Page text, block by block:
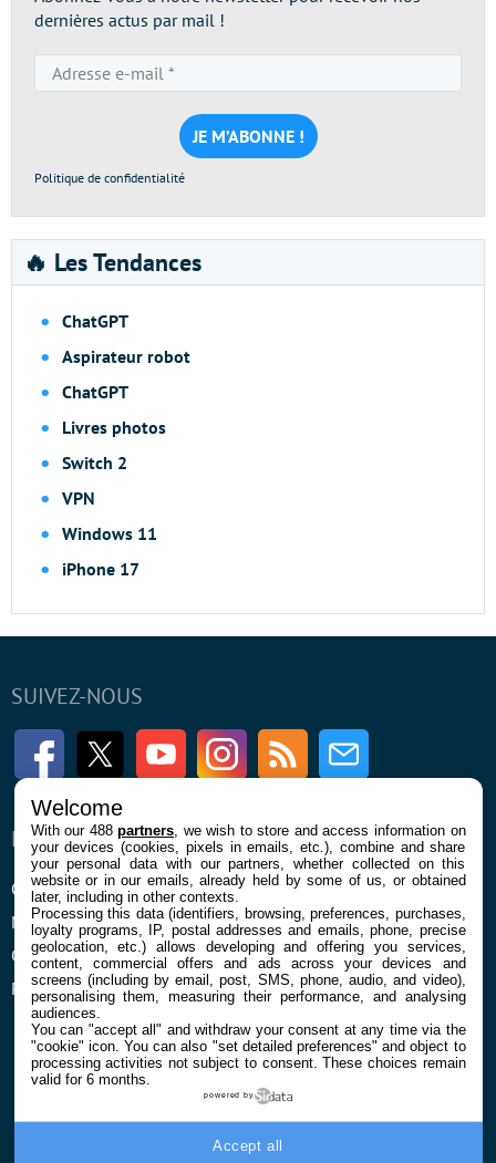
dernières actus par mail !
e-
mail
*
Politique de confidentialité
🔥 Les Tendances
ChatGPT
Aspirateur robot
ChatGPT
Livres photos
Switch 2
VPN
Windows 11
iPhone 17
SUIVEZ-NOUS
FacebookTwitter Youtube InstagramRSS Newsletter
ENTREPRISE
Qui sommes nous
Mentions légales et CGU
Confidentialité et Cookies
Préférences cookies
À PROPOS
La rédaction
Contact
Welcome
With our 488partners , we wish to store and access information on
your devices (cookies, pixels in emails, etc.), combine and share
your personal data with our partners, whether collected on this
website or in our emails, already held by some of us, or obtained
later, including in other contexts.
Processing this data (identifiers, browsing, preferences, purchases,
loyalty programs, IP, postal addresses and emails, phone, precise
geolocation, etc.) allows developing and offering you services,
content, commercial offers and ads across your devices and
screens (including by email, post, SMS, phone, audio, and video),
personalising them, measuring their performance, and analysing
audiences.
You can "accept all" and withdraw your consent at any time via the
"cookie" icon. You can also "set detailed preferences" and object to
processing activities not subject to consent. These choices remain
valid for 6 months.
powered by
Accept all